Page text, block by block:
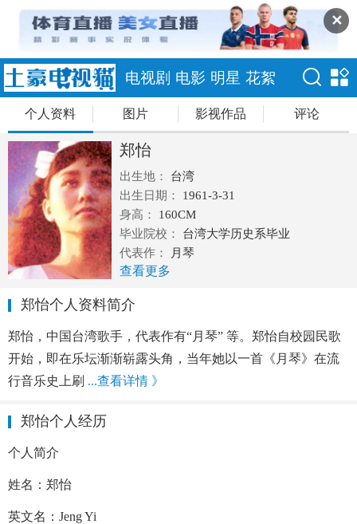
✕
电视剧 电影 明星 花絮
个人资料 图片 影视作品 评论
郑怡
出生地：
台湾
出生日期：
1961-3-31
身高：
160CM
毕业院校：
台湾大学历史系毕业
代表作：
月琴
查看更多
郑怡个人资料简介
郑怡，中国台湾歌手，代表作有“月琴” 等。郑怡自校园民歌
开始，即在乐坛渐渐崭露头角，当年她以一首《月琴》在流
行音乐史上刷 ...查看详情 》
郑怡个人经历
个人简介
姓名：郑怡
英文名：Jeng Yi